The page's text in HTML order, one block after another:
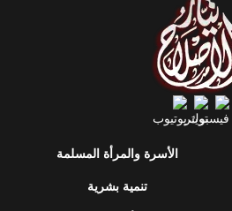
الأسرة والمرأة المسلمة
تنمية بشرية